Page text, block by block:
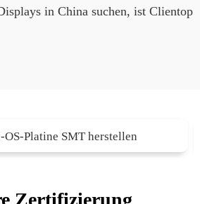
in China suchen, ist Clientop
Zertifizierung